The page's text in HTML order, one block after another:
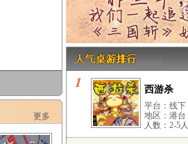
更多
西游杀
平台：线下
地区：港台
人数：2-5人